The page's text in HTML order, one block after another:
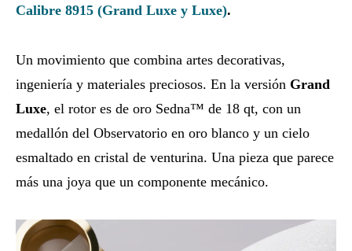
Calibre 8915 (Grand Luxe y Luxe).
Un movimiento que combina artes decorativas,
ingeniería y materiales preciosos. En la versión Grand
Luxe, el rotor es de oro Sedna™ de 18 qt, con un
medallón del Observatorio en oro blanco y un cielo
esmaltado en cristal de venturina. Una pieza que parece
más una joya que un componente mecánico.